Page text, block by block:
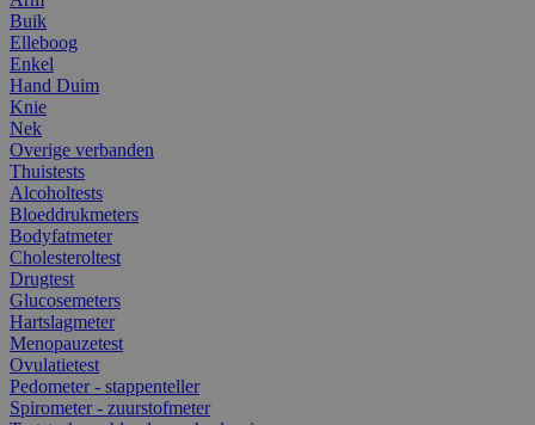
Buik
Elleboog
Enkel
Hand Duim
Knie
Nek
Overige verbanden
Thuistests
Alcoholtests
Bloeddrukmeters
Bodyfatmeter
Cholesteroltest
Drugtest
Glucosemeters
Hartslagmeter
Menopauzetest
Ovulatietest
Pedometer - stappenteller
Spirometer - zuurstofmeter